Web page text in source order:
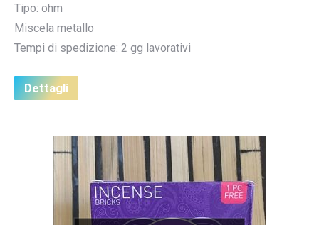
Tipo: ohm
Miscela metallo
Tempi di spedizione: 2 gg lavorativi
Dettagli